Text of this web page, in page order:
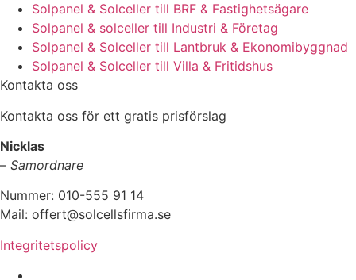
Solpanel & Solceller till BRF & Fastighetsägare
Solpanel & solceller till Industri & Företag
Solpanel & Solceller till Lantbruk & Ekonomibyggnad
Solpanel & Solceller till Villa & Fritidshus
Kontakta oss
Kontakta oss för ett gratis prisförslag
Nicklas
– Samordnare
Nummer: 010-555 91 14
Mail: offert@solcellsfirma.se
Integritetspolicy